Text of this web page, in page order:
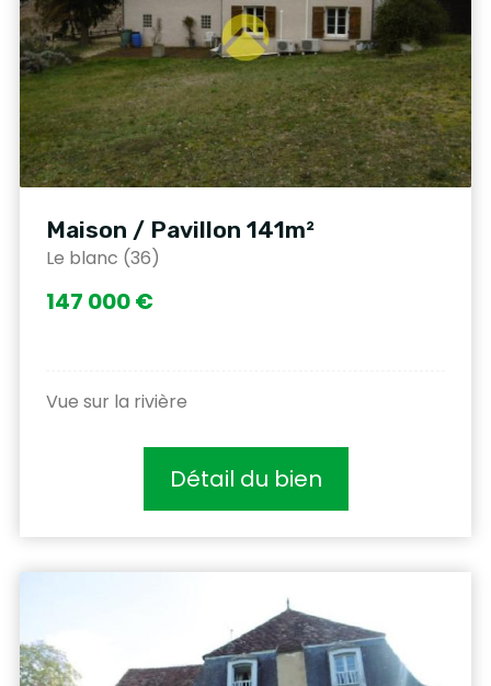
Maison / Pavillon 141m²
Le blanc (36)
147 000 €
Vue sur la rivière
Détail du bien